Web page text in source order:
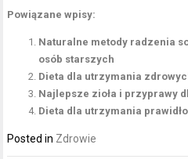
Powiązane wpisy:
Naturalne metody radzenia
osób starszych
Dieta dla utrzymania
Najlepsze zioła i przyprawy
Dieta dla utrzymania
Posted in Zdrowie